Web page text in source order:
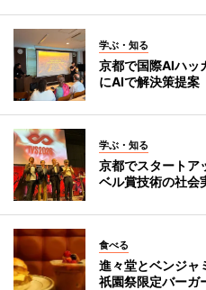
学ぶ・知る
京都で国際AIハ
にAIで解決策提案
学ぶ・知る
京都でスタートア
ベル賞技術の社会
食べる
進々堂とベンジャ
祇園祭限定バーガ